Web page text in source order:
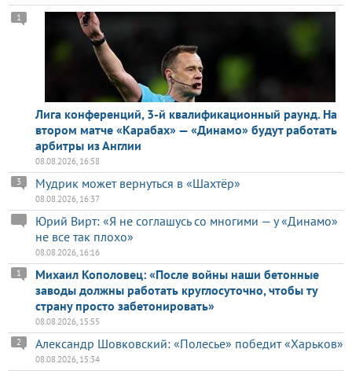
Лига конференций, 3-й квалификационный раунд. На
втором матче «Карабах» — «Динамо» будут работать
арбитры из Англии
1
08.08.2026, 16:58
Мудрик может вернуться в «Шахтёр»
3
08.08.2026, 16:37
Юрий Вирт: «Я не соглашусь со многими — у «Динамо»
не все так плохо»
08.08.2026, 16:16
Михаил Кополовец: «После войны наши бетонные
заводы должны работать круглосуточно, чтобы ту
страну просто забетонировать»
1
08.08.2026, 15:55
Александр Шовковский: «Полесье» победит «Харьков»
2
08.08.2026, 15:34